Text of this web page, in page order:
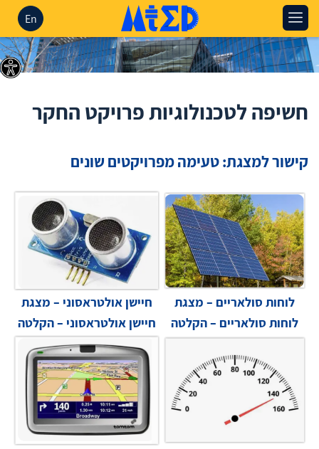
En
חשיפה לטכנולוגיות פרויקט החקר
קישור למצגת: טעימה מפרויקטים שונים
לוחות סולאריים – מצגת
חיישן אולטראסוני – מצגת
לוחות סולאריים – הקלטה
חיישן אולטראסוני – הקלטה